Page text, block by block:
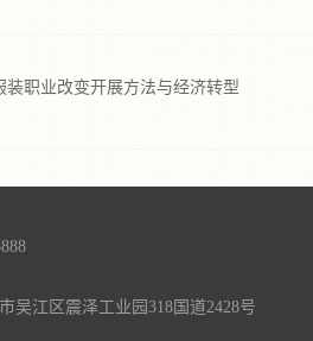
装职业改变开展方法与经济转型
吴江区震泽工业园318国道2428号